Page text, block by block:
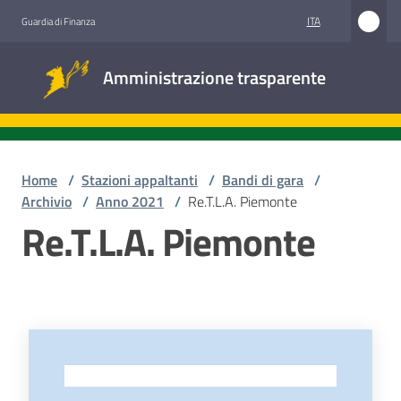
Guardia di Finanza ITA
Amministrazione trasparente
trasparente
Accesso
civico
appaltanti
Home / Stazioni appaltanti / Bandi di gara /
Archivio / Anno 2021 / Re.T.L.A. Piemonte
Re.T.L.A. Piemonte
-